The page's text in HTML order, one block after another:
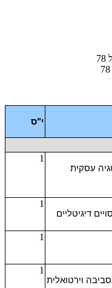
י"ס
עסקית
1
דיגיטליים
1
1
וירטואלית
1